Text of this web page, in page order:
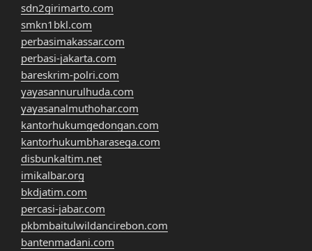
sdn2girimarto.com
smkn1bkl.com
perbasimakassar.com
perbasi-jakarta.com
bareskrim-polri.com
yayasannurulhuda.com
yayasanalmuthohar.com
kantorhukumgedongan.com
kantorhukumbharasega.com
disbunkaltim.net
imikalbar.org
bkdjatim.com
percasi-jabar.com
pkbmbaitulwildancirebon.com
bantenmadani.com